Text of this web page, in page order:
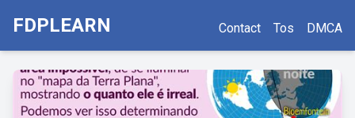
FDPLEARN Contact Tos DMCA